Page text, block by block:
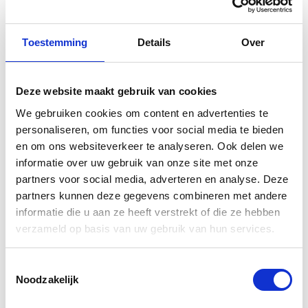
Toestemming Details Over
Deze website maakt gebruik van cookies
We gebruiken cookies om content en advertenties te
personaliseren, om functies voor social media te bieden
en om ons websiteverkeer te analyseren. Ook delen we
informatie over uw gebruik van onze site met onze
partners voor social media, adverteren en analyse. Deze
partners kunnen deze gegevens combineren met andere
informatie die u aan ze heeft verstrekt of die ze hebben
verzameld op basis van uw gebruik van hun services.
Noodzakelijk
CAPTCHA